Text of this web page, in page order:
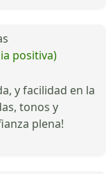
positiva)
y facilidad en la
tonos y
plena!